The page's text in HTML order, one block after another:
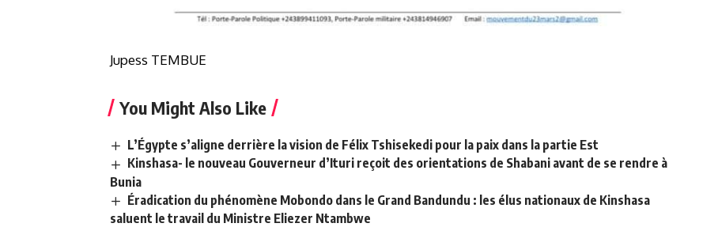
Jupess TEMBUE
You Might Also Like
L’Égypte s’aligne derrière la vision de Félix Tshisekedi pour la paix dans la partie Est
Kinshasa- le nouveau Gouverneur d’Ituri reçoit des orientations de Shabani avant de se rendre à
Bunia
Éradication du phénomène Mobondo dans le Grand Bandundu : les élus nationaux de Kinshasa
saluent le travail du Ministre Eliezer Ntambwe